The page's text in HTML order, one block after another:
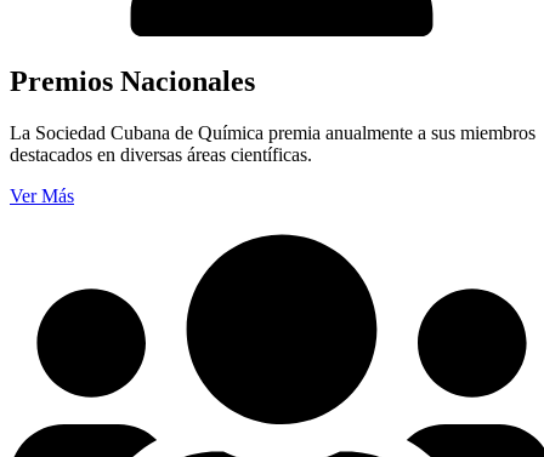
Premios Nacionales
La Sociedad Cubana de Química premia anualmente a sus miembros
destacados en diversas áreas científicas.
Ver Más